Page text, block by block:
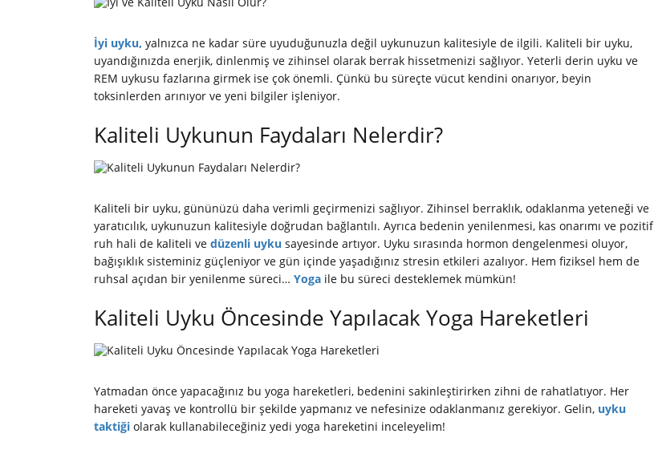
İyi uyku, yalnızca ne kadar süre uyuduğunuzla değil uykunuzun kalitesiyle de ilgili. Kaliteli bir uyku,
uyandığınızda enerjik, dinlenmiş ve zihinsel olarak berrak hissetmenizi sağlıyor. Yeterli derin uyku ve
REM uykusu fazlarına girmek ise çok önemli. Çünkü bu süreçte vücut kendini onarıyor, beyin
toksinlerden arınıyor ve yeni bilgiler işleniyor.
Kaliteli Uykunun Faydaları Nelerdir?
Kaliteli bir uyku, gününüzü daha verimli geçirmenizi sağlıyor. Zihinsel berraklık, odaklanma yeteneği ve
yaratıcılık, uykunuzun kalitesiyle doğrudan bağlantılı. Ayrıca bedenin yenilenmesi, kas onarımı ve pozitif
ruh hali de kaliteli ve düzenli uyku sayesinde artıyor. Uyku sırasında hormon dengelenmesi oluyor,
bağışıklık sisteminiz güçleniyor ve gün içinde yaşadığınız stresin etkileri azalıyor. Hem fiziksel hem de
ruhsal açıdan bir yenilenme süreci… Yoga ile bu süreci desteklemek mümkün!
Kaliteli Uyku Öncesinde Yapılacak Yoga Hareketleri
Yatmadan önce yapacağınız bu yoga hareketleri, bedenini sakinleştirirken zihni de rahatlatıyor. Her
hareketi yavaş ve kontrollü bir şekilde yapmanız ve nefesinize odaklanmanız gerekiyor. Gelin, uyku
taktiği olarak kullanabileceğiniz yedi yoga hareketini inceleyelim!